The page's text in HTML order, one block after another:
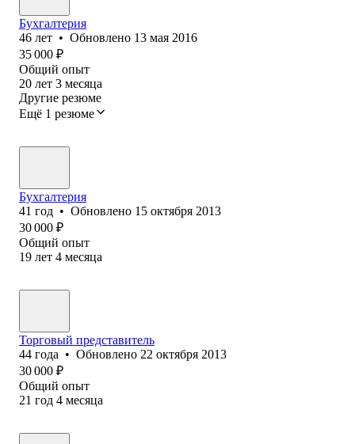
Бухгалтерия
46 лет • Обновлено 13 мая 2016
35 000 ₽
Общий опыт
20 лет 3 месяца
Другие резюме
Ещё 1 резюме
Бухгалтерия
41 год • Обновлено 15 октября 2013
30 000 ₽
Общий опыт
19 лет 4 месяца
Торговый представитель
44 года • Обновлено 22 октября 2013
30 000 ₽
Общий опыт
21 год 4 месяца